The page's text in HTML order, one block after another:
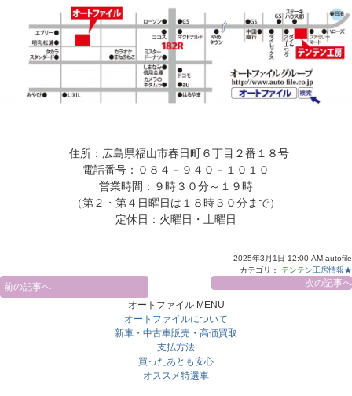
住所：広島県福山市春日町６丁目２番１８号
電話番号：０８４－９４０－１０１０
営業時間：９時３０分～１９時
（第２・第４日曜日は１８時３０分まで）
定休日：火曜日・土曜日
2025年3月1日 12:00 AM autofile
カテゴリ： テンテン工房情報★
前の記事へ
次の記事へ
オートファイル MENU
オートファイルについて
新車・中古車販売・高価買取
支払方法
買ったあとも安心
オススメ特選車